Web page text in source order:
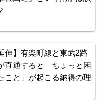
略図 増補版
伸】有楽町線と東武2路
直通すると「ちょっと困
こと」が起こる納得の理